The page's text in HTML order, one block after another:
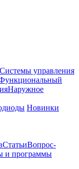
Системы управления
Наружное
Новинки
СтатьиВопрос-
и программы